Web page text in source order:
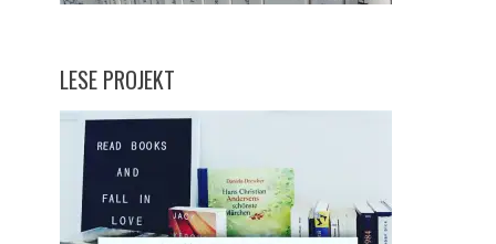
LESE PROJEKT